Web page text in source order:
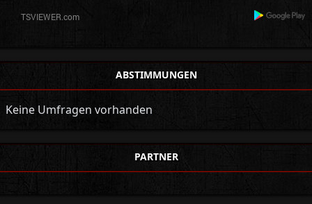
ABSTIMMUNGEN
Keine Umfragen vorhanden
PARTNER